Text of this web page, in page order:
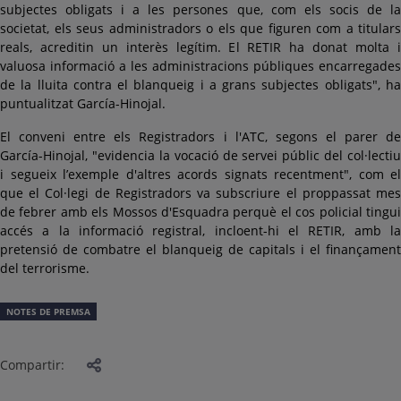
subjectes obligats i a les persones que, com els socis de la
societat, els seus administradors o els que figuren com a titulars
reals, acreditin un interès legítim. El RETIR ha donat molta i
valuosa informació a les administracions públiques encarregades
de la lluita contra el blanqueig i a grans subjectes obligats", ha
puntualitzat García-Hinojal.
El conveni entre els Registradors i l'ATC, segons el parer de
García-Hinojal, "evidencia la vocació de servei públic del col·lectiu
i segueix l’exemple d'altres acords signats recentment", com el
que el Col·legi de Registradors va subscriure el proppassat mes
de febrer amb els Mossos d'Esquadra perquè el cos policial tingui
accés a la informació registral, incloent-hi el RETIR, amb la
pretensió de combatre el blanqueig de capitals i el finançament
del terrorisme.
NOTES DE PREMSA
Compartir: